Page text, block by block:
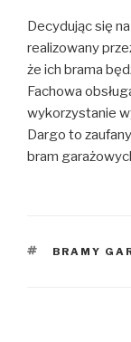
Decydując się
realizowany
że ich brama
Fachowa
wykorzystanie
Dargo to
bram
TAGI
BRAMY